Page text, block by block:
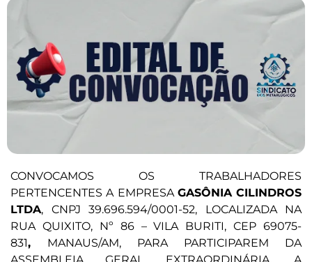
CONVOCAMOS OS TRABALHADORES
PERTENCENTES A EMPRESA GASÔNIA CILINDROS
LTDA, CNPJ 39.696.594/0001-52, LOCALIZADA NA
RUA QUIXITO, Nº 86 – VILA BURITI, CEP 69075-
831, MANAUS/AM, PARA PARTICIPAREM DA